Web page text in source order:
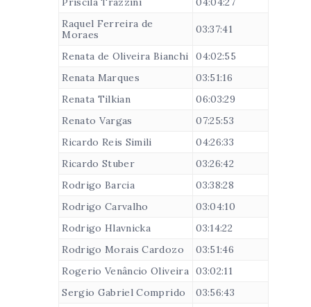
Raquel Ferreira de
Moraes
03:37:41
Renata de Oliveira Bianchi
04:02:55
Renata Marques
03:51:16
Renata Tilkian
06:03:29
Renato Vargas
07:25:53
Ricardo Reis Simili
04:26:33
Ricardo Stuber
03:26:42
Rodrigo Barcia
03:38:28
Rodrigo Carvalho
03:04:10
Rodrigo Hlavnicka
03:14:22
Rodrigo Morais Cardozo
03:51:46
Rogerio Venâncio Oliveira 03:02:11
Sergio Gabriel Comprido
03:56:43